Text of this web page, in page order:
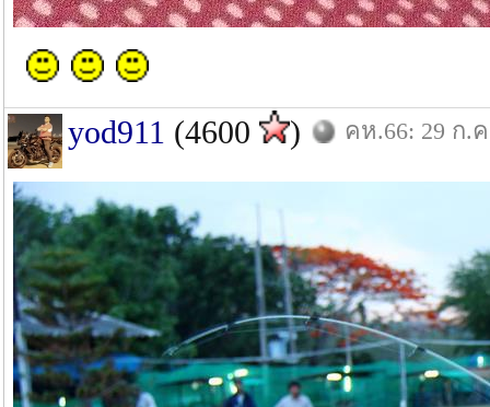
yod911 (4600 ) คห.66: 29 ก.